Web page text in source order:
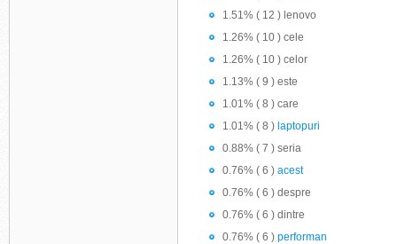
1.51% ( 12 ) lenovo
1.26% ( 10 ) cele
1.26% ( 10 ) celor
1.13% ( 9 ) este
1.01% ( 8 ) care
1.01% ( 8 ) laptopuri
0.88% ( 7 ) seria
0.76% ( 6 ) acest
0.76% ( 6 ) despre
0.76% ( 6 ) dintre
0.76% ( 6 ) performan